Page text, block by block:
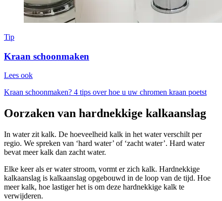
Tip
Kraan schoonmaken
Lees ook
Kraan schoonmaken? 4 tips over hoe u uw chromen kraan poetst
Oorzaken van hardnekkige kalkaanslag
In water zit kalk. De hoeveelheid kalk in het water verschilt per
regio. We spreken van ‘hard water’ of ‘zacht water’. Hard water
bevat meer kalk dan zacht water.
Elke keer als er water stroom, vormt er zich kalk. Hardnekkige
kalkaanslag is kalkaanslag opgebouwd in de loop van de tijd. Hoe
meer kalk, hoe lastiger het is om deze hardnekkige kalk te
verwijderen.